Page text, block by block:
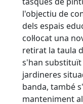
l'objectiu de
dels espais
col·locat una
retirat la taula
s'han substituït
jardineres
banda, també
manteniment